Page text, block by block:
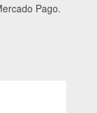
Pago.